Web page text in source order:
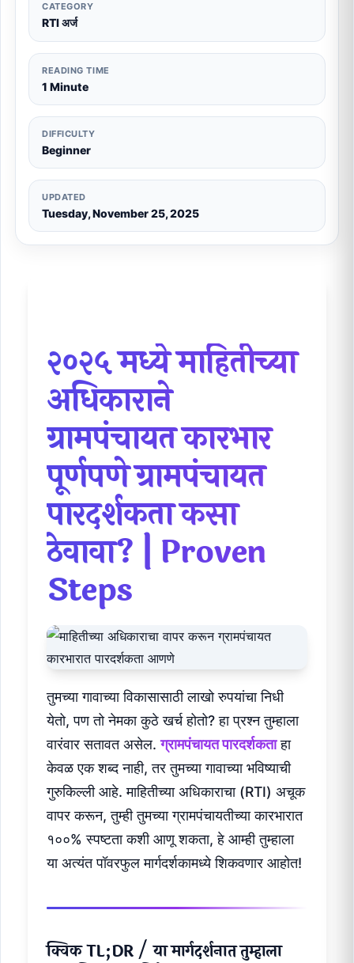
CATEGORY
RTI अर्ज
READING TIME
1 Minute
DIFFICULTY
Beginner
UPDATED
Tuesday, November 25, 2025
२०२५ मध्ये माहितीच्या
अधिकाराने
ग्रामपंचायत कारभार
पूर्णपणेग्रामपंचायत
पारदर्शकताकसा
ठेवावा? | Proven
Steps
तुमच्या गावाच्या विकासासाठी लाखो रुपयांचा निधी
येतो, पण तो नेमका कुठे खर्च होतो? हा प्रश्न तुम्हाला
वारंवार सतावत असेल.ग्रामपंचायत पारदर्शकताहा
केवळ एक शब्द नाही, तर तुमच्या गावाच्या भविष्याची
गुरुकिल्ली आहे. माहितीच्या अधिकाराचा (RTI) अचूक
वापर करून, तुम्ही तुमच्या ग्रामपंचायतीच्या कारभारात
१००% स्पष्टता कशी आणू शकता, हे आम्ही तुम्हाला
या अत्यंत पॉवरफुल मार्गदर्शकामध्ये शिकवणार आहोत!
क्विक TL;DR / या मार्गदर्शनात तुम्हाला